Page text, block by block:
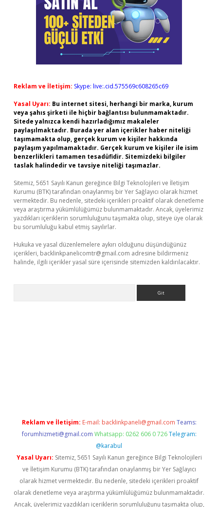
Reklam ve İletişim: Skype: live:.cid.575569c608265c69
Yasal Uyarı: Bu internet sitesi, herhangi bir marka, kurum
veya şahıs şirketi ile hiçbir bağlantısı bulunmamaktadır.
Sitede yalnızca kendi hazırladığımız makaleler
paylaşılmaktadır. Burada yer alan içerikler haber niteliği
taşımamakta olup, gerçek kurum ve kişiler hakkında
paylaşım yapılmamaktadır. Gerçek kurum ve kişiler ile isim
benzerlikleri tamamen tesadüfidir. Sitemizdeki bilgiler
taslak halindedir ve tavsiye niteliği taşımazlar.
Sitemiz, 5651 Sayılı Kanun gereğince Bilgi Teknolojileri ve İletişim
Kurumu (BTK) tarafından onaylanmış bir Yer Sağlayıcı olarak hizmet
vermektedir. Bu nedenle, sitedeki içerikleri proaktif olarak denetleme
veya araştırma yükümlülüğümüz bulunmamaktadır. Ancak, üyelerimiz
yazdıkları içeriklerin sorumluluğunu taşımakta olup, siteye üye olarak
bu sorumluluğu kabul etmiş sayılırlar.
Hukuka ve yasal düzenlemelere aykırı olduğunu düşündüğünüz
içerikleri, backlinkpanelicomtr@gmail.com adresine bildirmeniz
halinde, ilgili içerikler yasal süre içerisinde sitemizden kaldırılacaktır.
Reklam ve İletişim: E-mail: backlinkpaneli@gmail.com Teams:
forumhizmeti@gmail.com Whatsapp: 0262 606 0 726 Telegram:
@karabul
Yasal Uyarı: Sitemiz, 5651 Sayılı Kanun gereğince Bilgi Teknolojileri
ve İletişim Kurumu (BTK) tarafından onaylanmış bir Yer Sağlayıcı
olarak hizmet vermektedir. Bu nedenle, sitedeki içerikleri proaktif
olarak denetleme veya araştırma yükümlülüğümüz bulunmamaktadır.
Ancak, üyelerimiz yazdıkları içeriklerin sorumluluğunu taşımakta olup,